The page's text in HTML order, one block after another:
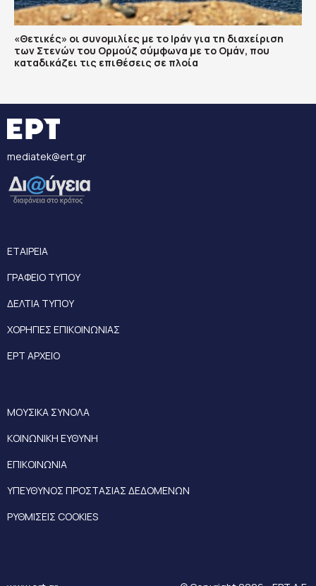
«Θετικές» οι συνομιλίες με το Ιράν για τη διαχείριση
των Στενών του Ορμούζ σύμφωνα με το Ομάν, που
καταδικάζει τις επιθέσεις σε πλοία
mediatek@ert.gr
ΕΤΑΙΡΕΙΑ
ΓΡΑΦΕΙΟ ΤΥΠΟΥ
ΔΕΛΤΙΑ ΤΥΠΟΥ
ΧΟΡΗΓΙΕΣ ΕΠΙΚΟΙΝΩΝΙΑΣ
ΕΡΤ ΑΡΧΕΙΟ
ΜΟΥΣΙΚΑ ΣΥΝΟΛΑ
ΚΟΙΝΩΝΙΚΗ ΕΥΘΥΝΗ
ΕΠΙΚΟΙΝΩΝΙΑ
ΥΠΕΥΘΥΝΟΣ ΠΡΟΣΤΑΣΙΑΣ ΔΕΔΟΜΕΝΩΝ
ΡΥΘΜΙΣΕΙΣ COOKIES